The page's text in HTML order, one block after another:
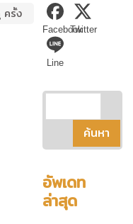
ครั้ง
FacebookTwitter
Line
อัพเดท
ล่าสุด